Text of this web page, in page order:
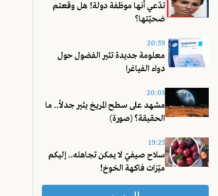
تدّعي أنها موظفة دولة! هل وقعتم
ضحيّتها؟
20:59
معلومة جديدة تثير الفضول حول
دواء الفياغرا
20:03
مشهد على سطح المريخ يثير جدلاً.. ما
الحقيقة؟ (صورة)
19:25
سلاح صيفيّ لا يمكن تجاهله.. إليكم
ميّزات فاكهة الخوخ!